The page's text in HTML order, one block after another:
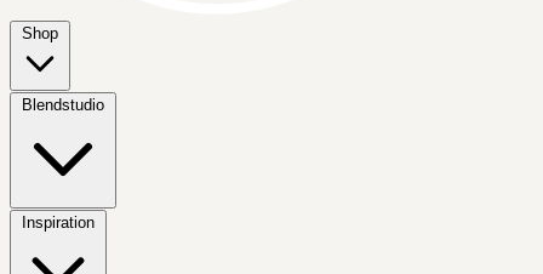
Shop
Blendstudio
Inspiration